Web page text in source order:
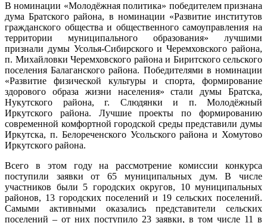
В номинации «Молодёжная политика» победителем признана
дума Братского района, в номинации «Развитие институтов
гражданского общества и общественного самоуправления на
территории муниципального образования» лучшими
признали думы Усолья-Сибирского и Черемховского района,
п. Михайловки Черемховского района и Биритского сельского
поселения Балаганского района. Победителями в номинации
«Развитие физической культуры и спорта, формирование
здорового образа жизни населения» стали думы Братска,
Нукутского района, г. Слюдянки и п. Молодёжный
Иркутского района. Лучшие проекты по формированию
современной комфортной городской среды представили думы
Иркутска, п. Белореченского Усольского района и Хомутово
Иркутского района.
Всего в этом году на рассмотрение комиссии конкурса
поступили заявки от 65 муниципальных дум. В числе
участников были 5 городских округов, 10 муниципальных
районов, 13 городских поселений и 19 сельских поселений.
Самыми активными оказались представители сельских
поселений – от них поступило 23 заявки, в том числе 11 в